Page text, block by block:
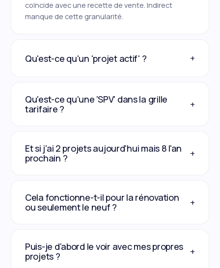
coïncide avec une recette de vente. Indirect
manque de cette granularité.
Qu'est-ce qu'un 'projet actif' ? +
Qu'est-ce qu'une 'SPV' dans la grille
tarifaire ?
+
Et si j'ai 2 projets aujourd'hui mais 8 l'an
prochain ?
+
Cela fonctionne-t-il pour la rénovation
ou seulement le neuf ?
+
Puis-je d'abord le voir avec mes propres
projets ?
+